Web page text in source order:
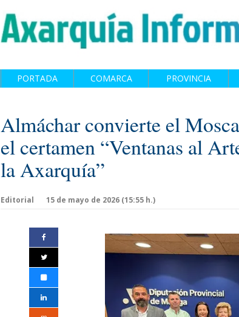
PORTADA COMARCA PROVINCIA
Almáchar convierte el
el certamen “Ventanas al
la Axarquía”
Editorial 15 de mayo de 2026 (15:55 h.)